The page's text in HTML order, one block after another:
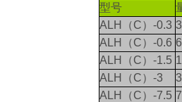
型号
ALH（C）-0.3
ALH（C）-0.6
ALH（C）-1.5
ALH（C）-3
ALH（C）-7.5